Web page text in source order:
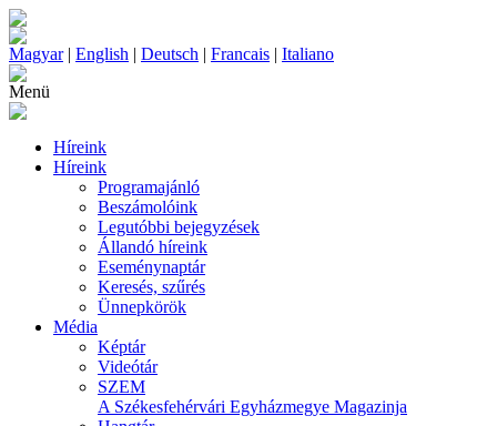
Magyar| English | Deutsch | Francais | Italiano
Menü
Híreink
Híreink
Programajánló
Beszámolóink
Legutóbbi bejegyzések
Állandó híreink
Eseménynaptár
Keresés, szűrés
Ünnepkörök
Média
Képtár
Videótár
SZEM
A Székesfehérvári Egyházmegye Magazinja